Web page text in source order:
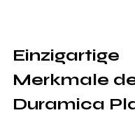
Einzigartige
Merkmale
Duramica